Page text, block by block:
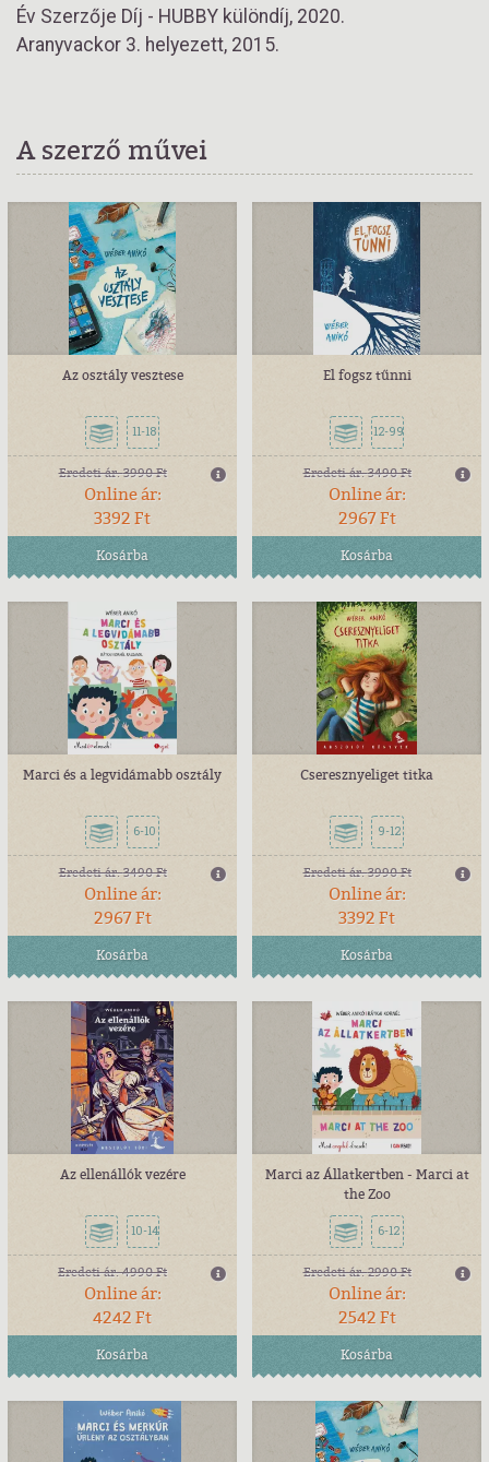
Év Szerzője Díj - HUBBY különdíj, 2020.
Aranyvackor 3. helyezett, 2015.
A szerző művei
Az osztály vesztese
11-18
Eredeti ár:3990 Ft
Online ár:
3392 Ft
Kosárba
El fogsz tűnni
12-99
Eredeti ár:3490 Ft
Online ár:
2967 Ft
Kosárba
Marci és a legvidámabb osztály
6-10
Eredeti ár:3490 Ft
Online ár:
2967 Ft
Kosárba
Cseresznyeliget titka
9-12
Eredeti ár:3990 Ft
Online ár:
3392 Ft
Kosárba
Az ellenállók vezére
10-14
Eredeti ár:4990 Ft
Online ár:
4242 Ft
Kosárba
Marci az Állatkertben - Marci at
the Zoo
6-12
Eredeti ár:2990 Ft
Online ár:
2542 Ft
Kosárba